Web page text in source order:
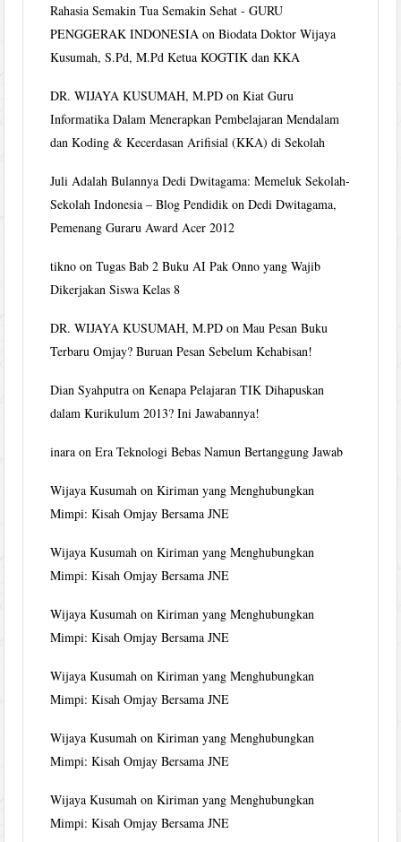
Rahasia Semakin Tua Semakin Sehat - GURU
PENGGERAK INDONESIA onBiodata Doktor Wijaya
Kusumah, S.Pd, M.Pd Ketua KOGTIK dan KKA
DR. WIJAYA KUSUMAH, M.PD onKiat Guru
Informatika Dalam Menerapkan Pembelajaran Mendalam
dan Koding & Kecerdasan Arifisial (KKA) di Sekolah
Juli Adalah Bulannya Dedi Dwitagama: Memeluk Sekolah-
Sekolah Indonesia – Blog Pendidik onDedi Dwitagama,
Pemenang Guraru Award Acer 2012
tikno onTugas Bab 2 Buku AI Pak Onno yang Wajib
Dikerjakan Siswa Kelas 8
DR. WIJAYA KUSUMAH, M.PD onMau Pesan Buku
Terbaru Omjay? Buruan Pesan Sebelum Kehabisan!
Dian Syahputra onKenapa Pelajaran TIK Dihapuskan
dalam Kurikulum 2013? Ini Jawabannya!
inara onEra Teknologi Bebas Namun Bertanggung Jawab
Wijaya Kusumah onKiriman yang Menghubungkan
Mimpi: Kisah Omjay Bersama JNE
Wijaya Kusumah onKiriman yang Menghubungkan
Mimpi: Kisah Omjay Bersama JNE
Wijaya Kusumah onKiriman yang Menghubungkan
Mimpi: Kisah Omjay Bersama JNE
Wijaya Kusumah onKiriman yang Menghubungkan
Mimpi: Kisah Omjay Bersama JNE
Wijaya Kusumah onKiriman yang Menghubungkan
Mimpi: Kisah Omjay Bersama JNE
Wijaya Kusumah onKiriman yang Menghubungkan
Mimpi: Kisah Omjay Bersama JNE